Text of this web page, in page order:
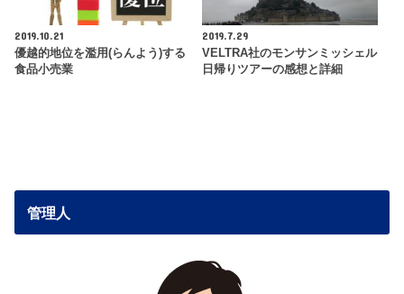
2019.10.21
優越的地位を濫用(らんよう)する
食品小売業
2019.7.29
VELTRA社のモンサンミッシェル
日帰りツアーの感想と詳細
管理人